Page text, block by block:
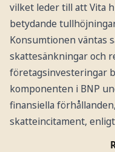
vilket leder till att Vita
betydande
Konsumtionen väntas
skattesänkningar och
företagsinvesteringar
komponenten i BNP
finansiella
skatteincitament,